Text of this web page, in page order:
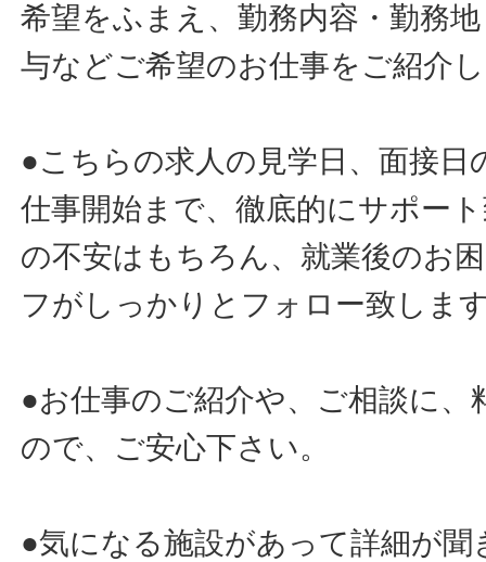
希望をふまえ、勤務内容・勤務
与などご希望のお仕事をご紹介
●こちらの求人の見学日、面接日
仕事開始まで、徹底的にサポー
の不安はもちろん、就業後のお
フがしっかりとフォロー致しま
●お仕事のご紹介や、ご相談に
ので、ご安心下さい。
●気になる施設があって詳細が